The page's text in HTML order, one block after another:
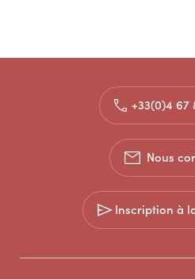
+33(0)4 67
Nous
Inscription à